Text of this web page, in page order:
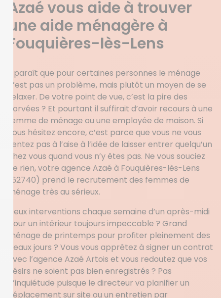
Azaé vous aide à trouver
une aide ménagère à
Fouquières-lès-Lens
Il paraît que pour certaines personnes le ménage
n’est pas un problème, mais plutôt un moyen de se
relaxer. De votre point de vue, c’est la pire des
corvées ? Et pourtant il suffirait d’avoir recours à une
femme de ménage ou une employée de maison. Si
vous hésitez encore, c’est parce que vous ne vous
sentez pas à l’aise à l’idée de laisser entrer quelqu’un
chez vous quand vous n’y êtes pas. Ne vous souciez
de rien, votre agence Azaé à Fouquières-lès-Lens
(62740) prend le recrutement des femmes de
ménage très au sérieux.
Deux interventions chaque semaine d’un après-midi
pour un intérieur toujours impeccable ? Grand
ménage de printemps pour profiter pleinement des
beaux jours ? Vous vous apprêtez à signer un contrat
avec l’agence Azaé Artois et vous redoutez que vos
désirs ne soient pas bien enregistrés ? Pas
d’inquiétude puisque le directeur va planifier un
déplacement sur site ou un entretien par